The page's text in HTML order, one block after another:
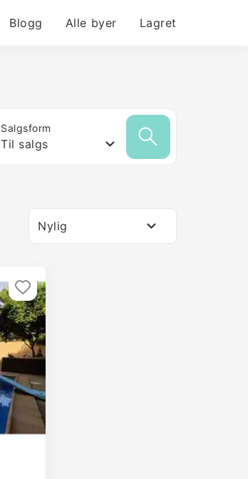
Blogg Alle byer Lagret
Salgsform
Til salgs
Nylig